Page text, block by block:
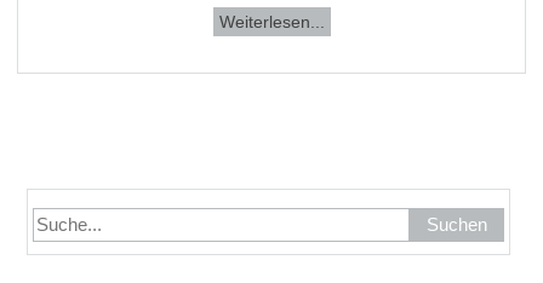
Weiterlesen...